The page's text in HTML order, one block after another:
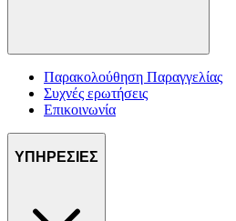
Παρακολούθηση Παραγγελίας
Συχνές ερωτήσεις
Επικοινωνία
ΥΠΗΡΕΣΙΕΣ